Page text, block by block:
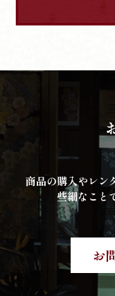
商品の購入やレン
些細なこと
お